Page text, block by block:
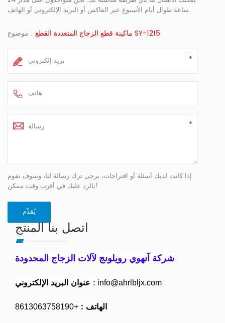
ساعة طوال أيام الأسبوع عبر الفاكس أو البريد الإلكتروني أو الهاتف.
موضوع : ماكينة قطع الزجاج المتعددة القطع SY-1215
إذا كانت لديك أسئلة أو اقتراحات، يرجى ترك رسالة لنا، وسوف نقوم
بالرد عليك في أقرب وقت ممكن!
اتصل بنا المنتج
شركة آنهوي رويلونج لآلات الزجاج المحدودة
: info@ahrlbljx.com
الهاتف : +8613063758190